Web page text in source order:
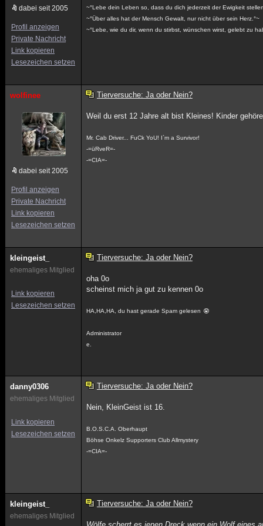
dabei seit 2005
Profil anzeigen
Private Nachricht
Link kopieren
Lesezeichen setzen
~°Lebe dein Leben so, dass du dich jederzeit der Ewigkeit
~°Über alles hat der Mensch Gewalt, nur nicht über sein Herz.°~
~°Lebe, wie du dir, wenn du stirbst, wünschen wirst, gelebt zu
wolfinee
dabei seit 2005
Profil anzeigen
Private Nachricht
Link kopieren
Lesezeichen setzen
Tierversuche: Ja oder Nein?
Weil du erst 12 Jahre alt bist Kleines! Kinder
Mr. Cab Driver... FuCk YoU! I`m a Survivor!
-=üRveR=-
-=CIA=-
kleingeist_
ehemaliges Mitglied
Link kopieren
Lesezeichen setzen
Tierversuche: Ja oder Nein?
oha 0o
scheinst mich ja gut zu kennen 0o
HA,HA,HA, du hast gerade Spam gelesen
Administrator
e.
danny0306
ehemaliges Mitglied
Link kopieren
Lesezeichen setzen
Tierversuche: Ja oder Nein?
Nein, KleinGeist ist 16.
B.O.S.C.A. Oberhaupt
Böhse Onkelz Supporters Club Allmystery
-=CIA=-
kleingeist_
ehemaliges Mitglied
Tierversuche: Ja oder Nein?